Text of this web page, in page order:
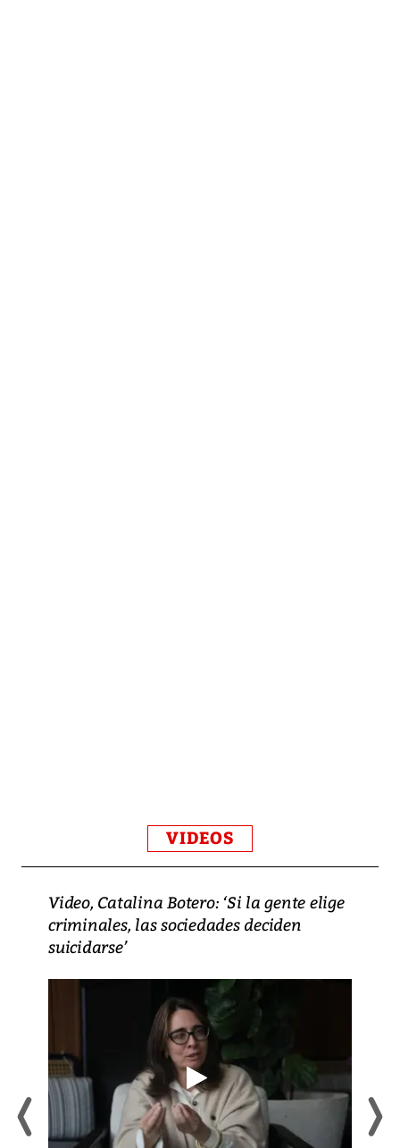
VIDEOS
Video, Catalina Botero: ‘Si la gente elige
criminales, las sociedades deciden
suicidarse’